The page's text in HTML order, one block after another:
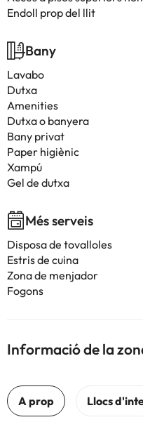
Endoll prop del llit
Bany
Lavabo
Dutxa
Amenities
Dutxa o banyera
Bany privat
Paper higiènic
Xampú
Gel de dutxa
Més serveis
Disposa de tovalloles
Estris de cuina
Zona de menjador
Fogons
Informació de la